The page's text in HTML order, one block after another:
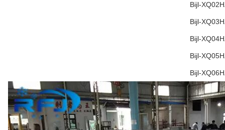
Bijl-
Bijl-
Bijl-
Bijl-
Bijl-